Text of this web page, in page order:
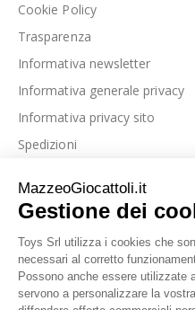
Cookie Policy
Trasparenza
Informativa newsletter
Informativa generale privacy
Informativa privacy sito
Spedizioni
La nostra azienda
Le nostre recensioni
Blog
Dove siamo